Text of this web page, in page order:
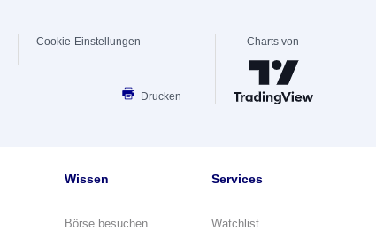
Cookie-Einstellungen
Drucken
Charts von
Wissen
Börse besuchen
Services
Watchlist